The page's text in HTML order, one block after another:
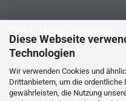
Diese Webseite
Technologien
Wir verwenden Cookies und
Drittanbietern, um die
gewährleisten, die Nutzung
ZAHLUNGSWEISEN
PayPal